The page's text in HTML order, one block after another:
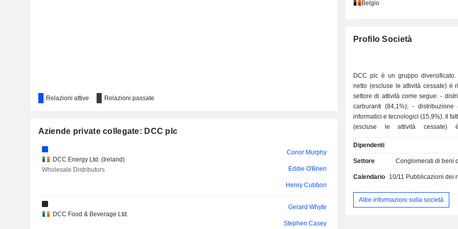
Relazioni attive Relazioni passate
Aziende private collegate: DCC plc
DCC Energy Ltd. (Ireland)
Wholesale Distributors
Conor Murphy
Eddie O'Brien
Henry Cubbon
DCC Food & Beverage Ltd.
Gerard Whyte
Stephen Casey
Belgio
Profilo Società
DCC plc è un gruppo diversificato.
netto (escluse le attività cessate) è
settore di attività come segue: - distribuzione di
carburanti (84,1%); - distribuzione di prodotti
informatici e tecnologici (15,9%). Il fatturato netto
(escluse le attività cessate)
Regno Unito (28,1%), Francia
Uniti (11,2%) e altri paesi (30,3%).
Dipendenti
Settore Conglomerati di beni
Calendario 10/11 Pubblicazioni dei
Altre informazioni sulla società